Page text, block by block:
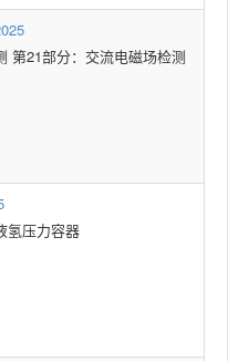
第21部分：交流电磁场检测
氢压力容器